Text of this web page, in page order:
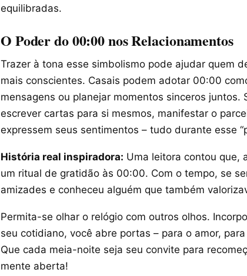
equilibradas.
O Poder do 00:00 nos Relacionamentos
Trazer à tona esse simbolismo pode ajudar quem
mais conscientes. Casais podem adotar 00:00
mensagens ou planejar momentos sinceros juntos.
escrever cartas para si mesmos, manifestar o
expressem seus sentimentos – tudo durante esse
História real inspiradora: Uma leitora contou que,
um ritual de gratidão às 00:00. Com o tempo, se
amizades e conheceu alguém que também
Permita-se olhar o relógio com outros olhos.
seu cotidiano, você abre portas – para o amor,
Que cada meia-noite seja seu convite para
mente aberta!